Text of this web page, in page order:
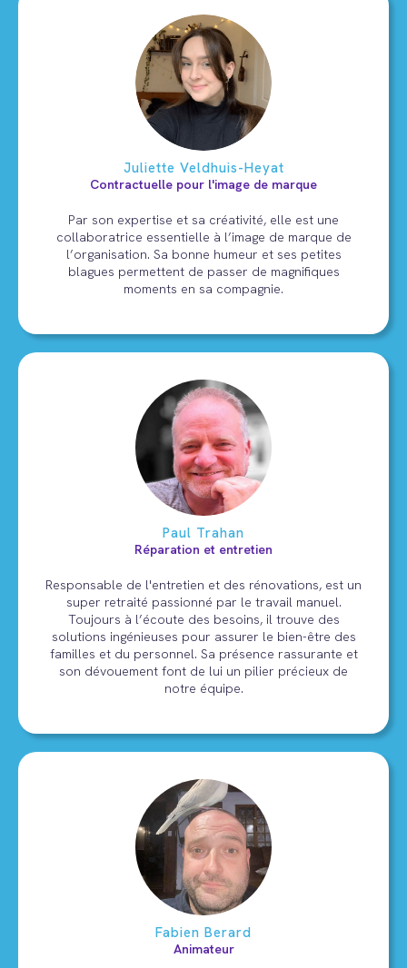
Juliette Veldhuis-Heyat
Contractuelle pour l'image de marque
Par son expertise et sa créativité, elle est une
collaboratrice essentielle à l’image de marque de
l’organisation. Sa bonne humeur et ses petites
blagues permettent de passer de magnifiques
moments en sa compagnie.
Paul Trahan
Réparation et entretien
Responsable de l'entretien et des rénovations, est un
super retraité passionné par le travail manuel.
Toujours à l’écoute des besoins, il trouve des
solutions ingénieuses pour assurer le bien-être des
familles et du personnel. Sa présence rassurante et
son dévouement font de lui un pilier précieux de
notre équipe.
Fabien Berard
Animateur